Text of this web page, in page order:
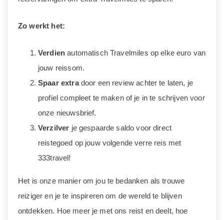
Zo werkt het:
Verdienautomatisch Travelmiles op elke euro van
jouw reissom.
Spaar extradoor een review achter te laten, je
profiel compleet te maken of je in te schrijven voor
onze nieuwsbrief.
Verzilver je gespaarde saldo voor direct
reistegoed op jouw volgende verre reis met
333travel!
Het is onze manier om jou te bedanken als trouwe
reiziger en je te inspireren om de wereld te blijven
ontdekken. Hoe meer je met ons reist en deelt, hoe